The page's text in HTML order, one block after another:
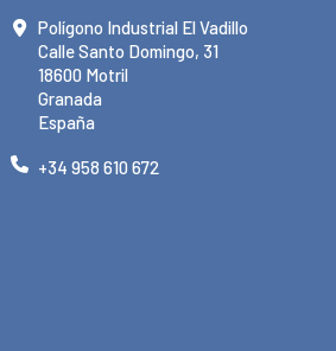
Polígono Industrial El Vadillo
Calle Santo Domingo, 31
18600 Motril
Granada
España
+34 958 610 672